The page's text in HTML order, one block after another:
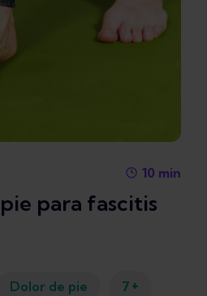
10 min
para fascitis
Dolor de pie 7 +